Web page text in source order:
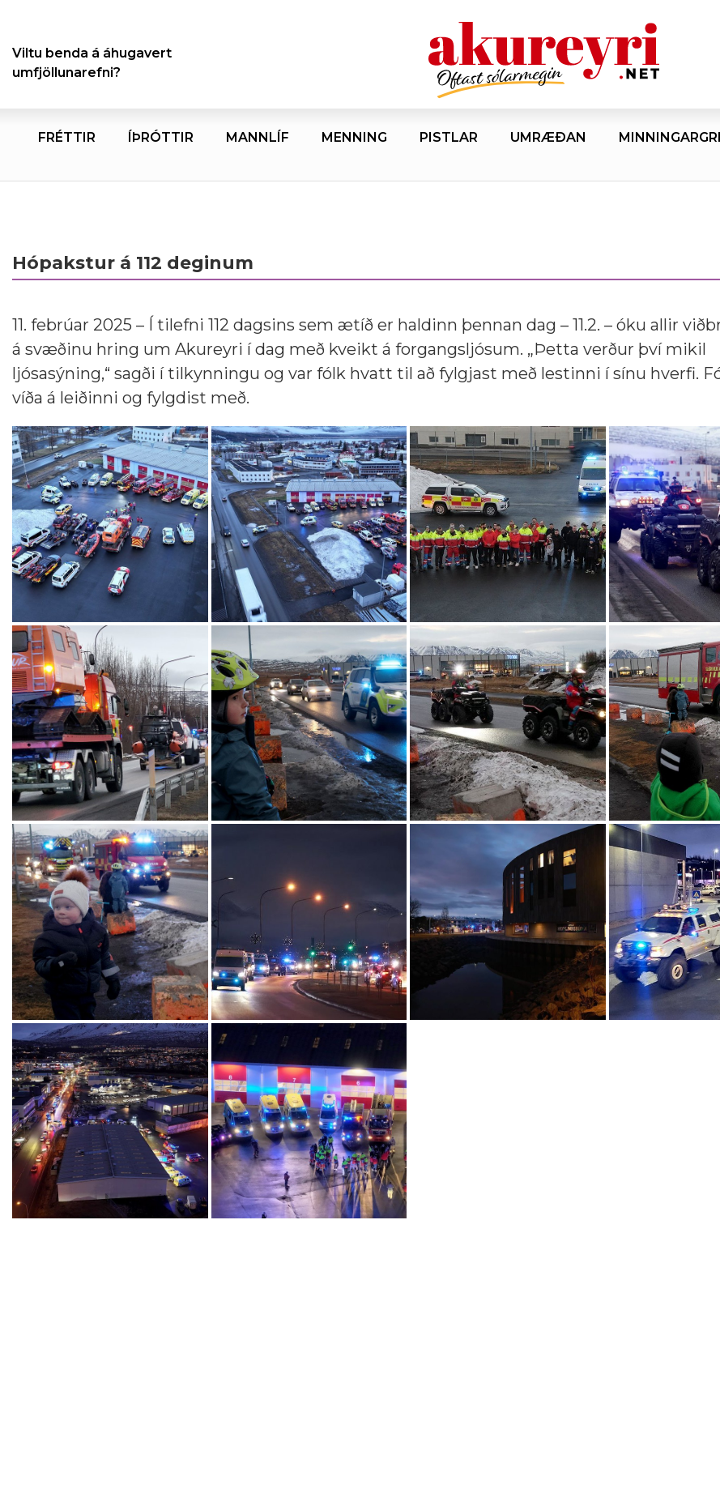
Viltu benda á áhugavert
umfjöllunarefni?
FRÉTTIR ÍÞRÓTTIR MANNLÍF MENNING PISTLAR UMRÆÐAN
Hópakstur á 112 deginum
11. febrúar 2025 – Í tilefni 112 dagsins sem ætíð er haldinn þennan dag – 11.2. – óku allir
á svæðinu hring um Akureyri í dag með kveikt á forgangsljósum. „Þetta verður því mikil
ljósasýning,“ sagði í tilkynningu og var fólk hvatt til að fylgjast með lestinni í sínu hverfi.
víða á leiðinni og fylgdist með.